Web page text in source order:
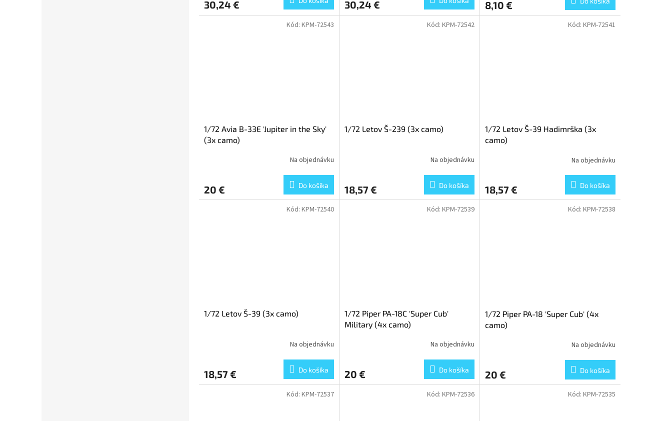
30,24 € 30,24 € 8,10 €
1/72 Avia B-33E 'Jupiter in the Sky'
(3x camo)
Na objednávku
20 € Do košíka
Kód: KPM-72543
1/72 Letov Š-239 (3x camo)
Na objednávku
18,57 € Do košíka
Kód: KPM-72542
1/72 Letov Š-39 Hadimrška (3x
camo)
Na objednávku
18,57 € Do košíka
Kód: KPM-72541
1/72 Letov Š-39 (3x camo)
Na objednávku
18,57 € Do košíka
Kód: KPM-72540
1/72 Piper PA-18C 'Super Cub'
Military (4x camo)
Na objednávku
20 € Do košíka
Kód: KPM-72539
1/72 Piper PA-18 'Super Cub' (4x
camo)
Na objednávku
20 € Do košíka
Kód: KPM-72538
Kód: KPM-72537 Kód: KPM-72536 Kód: KPM-72535